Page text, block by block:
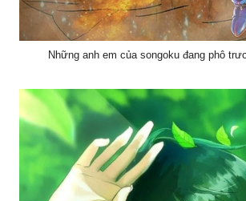
Những anh em của songoku đang phô